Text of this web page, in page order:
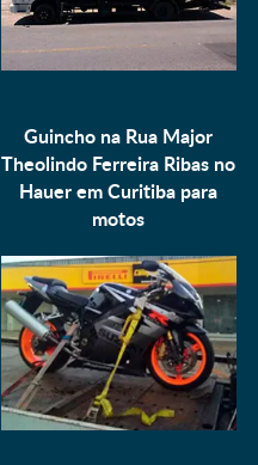
Guincho na Rua Major
Theolindo Ferreira Ribas no
Hauer em Curitiba para
motos